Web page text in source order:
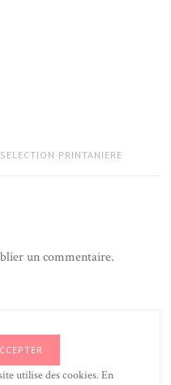
PRINTANIERE
un commentaire.
utilise des cookies. En